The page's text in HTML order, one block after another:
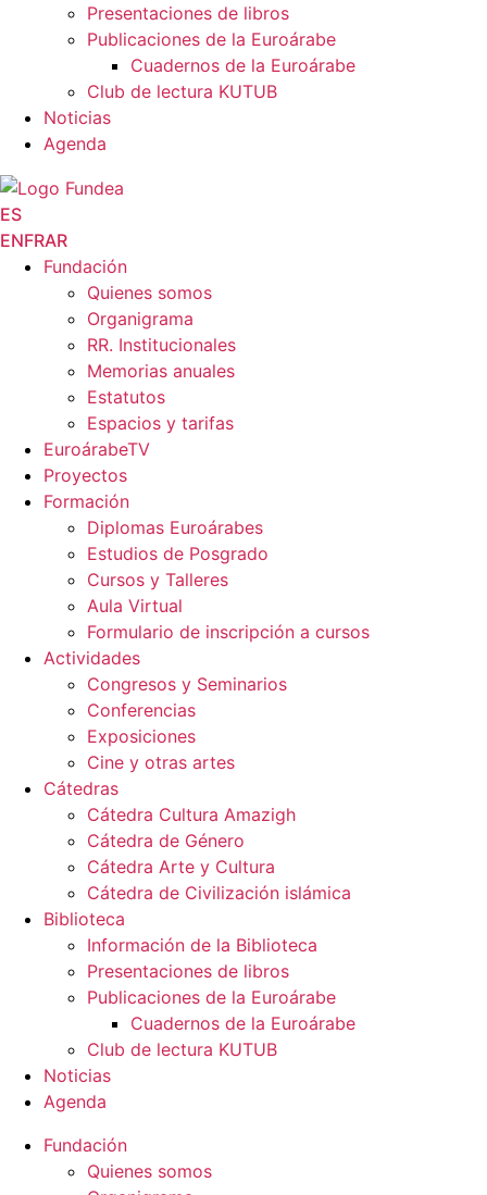
Presentaciones de libros
Publicaciones de la Euroárabe
Cuadernos de la Euroárabe
Club de lectura KUTUB
Noticias
Agenda
ES
ENFRAR
Fundación
Quienes somos
Organigrama
RR. Institucionales
Memorias anuales
Estatutos
Espacios y tarifas
EuroárabeTV
Proyectos
Formación
Diplomas Euroárabes
Estudios de Posgrado
Cursos y Talleres
Aula Virtual
Formulario de inscripción a cursos
Actividades
Congresos y Seminarios
Conferencias
Exposiciones
Cine y otras artes
Cátedras
Cátedra Cultura Amazigh
Cátedra de Género
Cátedra Arte y Cultura
Cátedra de Civilización islámica
Biblioteca
Información de la Biblioteca
Presentaciones de libros
Publicaciones de la Euroárabe
Cuadernos de la Euroárabe
Club de lectura KUTUB
Noticias
Agenda
Fundación
Quienes somos